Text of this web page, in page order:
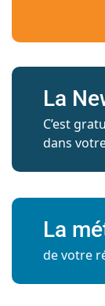
La
C’est
dans
La
de votre